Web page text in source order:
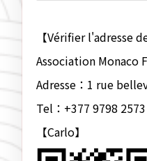
【Vérifier l'adresse
Association Monaco
Adresse：1 rue
Tel：+377 9798 2573
【Carlo】